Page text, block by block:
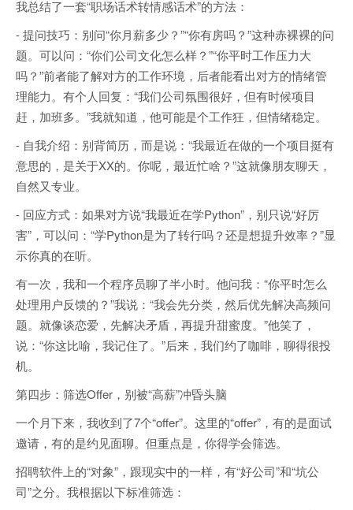
我总结了一套“职场话术转情感话术”的方法：
- 提问技巧：别问“你月薪多少？”“你有房吗？”这种赤裸裸的问
题。可以问：“你们公司文化怎么样？”“你平时工作压力大
吗？”前者能了解对方的工作环境，后者能看出对方的情绪管
理能力。有个人回复：“我们公司氛围很好，但有时候项目
赶，加班多。”我就知道，他可能是个工作狂，但情绪稳定。
- 自我介绍：别背简历，而是说：“我最近在做的一个项目挺有
意思的，是关于XX的。你呢，最近忙啥？”这就像朋友聊天，
自然又专业。
- 回应方式：如果对方说“我最近在学Python”，别只说“好厉
害”，可以问：“学Python是为了转行吗？还是想提升效率？”显
示你真的在听。
有一次，我和一个程序员聊了半小时。他问我：“你平时怎么
处理用户反馈的？”我说：“我会先分类，然后优先解决高频问
题。就像谈恋爱，先解决矛盾，再提升甜蜜度。”他笑了，
说：“你这比喻，我记住了。”后来，我们约了咖啡，聊得很投
机。
第四步：筛选Offer，别被“高薪”冲昏头脑
一个月下来，我收到了7个“offer”。这里的“offer”，有的是面试
邀请，有的是约见面聊。但重点是，你得学会筛选。
招聘软件上的“对象”，跟现实中的一样，有“好公司”和“坑公
司”之分。我根据以下标准筛选：